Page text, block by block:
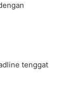
tenggat